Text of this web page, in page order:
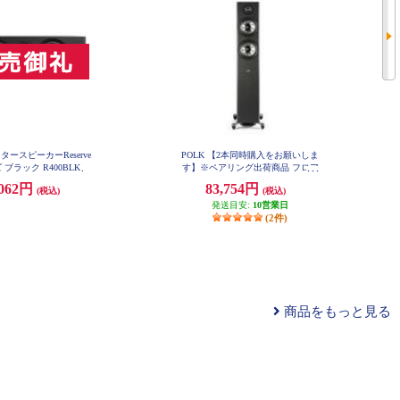
ースピーカーReserve
ブラック R400BLK
円 (税込)
POLK 【2本同時購入をお願いしま
す】※ペアリング出荷商品 フロア
シリーズ ブラック R600BLK
83,754円
(税込)
発送目安: 10営業日
(2件)
商品をもっと見る